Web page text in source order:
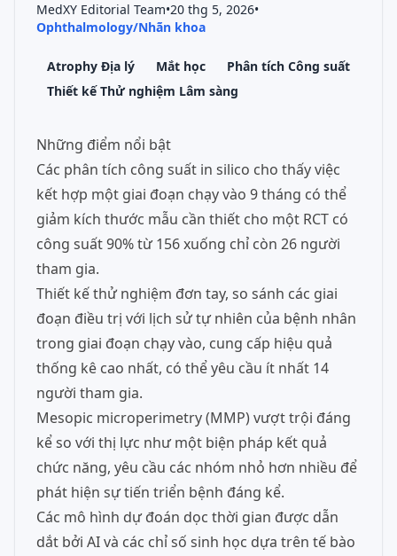
MedXY Editorial Team•20 thg 5, 2026•
Ophthalmology/Nhãn khoa
Atrophy Địa lý Mắt học
Phân tích Công suất
Thiết kế Thử nghiệm Lâm sàng
Những điểm nổi bật
Các phân tích công suất in silico cho thấy việc
kết hợp một giai đoạn chạy vào 9 tháng có thể
giảm kích thước mẫu cần thiết cho một RCT có
công suất 90% từ 156 xuống chỉ còn 26 người
tham gia.
Thiết kế thử nghiệm đơn tay, so sánh các giai
đoạn điều trị với lịch sử tự nhiên của bệnh nhân
trong giai đoạn chạy vào, cung cấp hiệu quả
thống kê cao nhất, có thể yêu cầu ít nhất 14
người tham gia.
Mesopic microperimetry (MMP) vượt trội đáng
kể so với thị lực như một biện pháp kết quả
chức năng, yêu cầu các nhóm nhỏ hơn nhiều để
phát hiện sự tiến triển bệnh đáng kể.
Các mô hình dự đoán dọc thời gian được dẫn
dắt bởi AI và các chỉ số sinh học dựa trên tế bào